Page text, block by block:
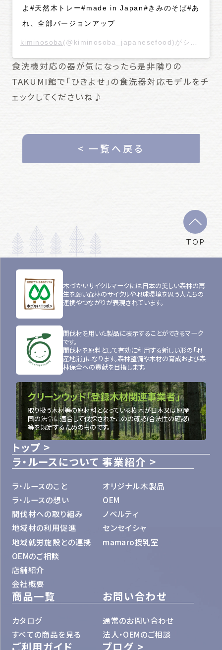
よ#天然木トレー#made in Japan#きみのそば#あ
れ、全部バージョンアップ
kiminosoba (@kiminosoba_japanesefood)がシェアした投稿 -
食洗機対応の器が気になったら是非隣りの
TAKUMI館で「ひきよせ」の食洗器対応モデルをチ
ェックしてくださいね♪
< 一覧へ戻る
TOP
トップ
ラ・ルースについて
ラ・ルースのこと
ラ・ルースの想い
間伐材への取り組み
地域材の利用促進
地域就労施設との連携
OEMのご相談
店舗紹介
会社概要
事業紹介
オリジナル木製品
OEM
ノベルティ
センセイシャ
mamaro授乳室
商品一覧
カタログ
すべての商品を見る
お問い合わせ
通常のお問い合わせ
法人・OEMのご相談
ご利用ガイド ブログ
木づかいサイクルマークには日本の美しい森林の再
生を願い森林のサイクルや地球環境を思う人たちの
連携やつながりが表現されています。
間伐材を用いた製品に表示することができるマーク
です。
間伐材を原料として有効に利用する新しい形の「地
産地消」になります。森林整備や木材の育成および森
林保全への貢献を目指します。
クリーンウッド「登録木材関連事業者」
取り扱う木材等の原材料となっている樹木が日本又は原産
国の法令に適合して伐採されたこのの確認(合法性の確認)
等を規定するためのものです。